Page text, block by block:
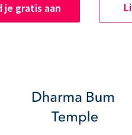
je gratis aan